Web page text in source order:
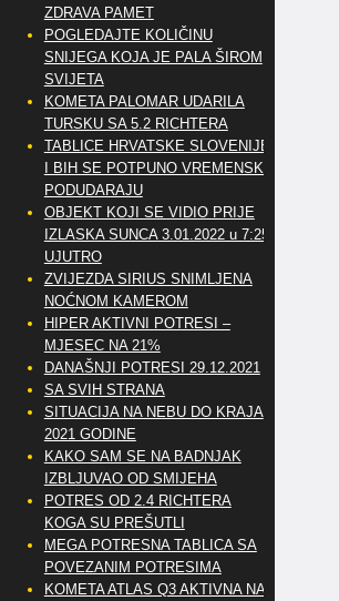
ZDRAVA PAMET
POGLEDAJTE KOLIČINU
SNIJEGA KOJA JE PALA ŠIROM
SVIJETA
KOMETA PALOMAR UDARILA
TURSKU SA 5.2 RICHTERA
TABLICE HRVATSKE SLOVENIJE
I BIH SE POTPUNO VREMENSKI
PODUDARAJU
OBJEKT KOJI SE VIDIO PRIJE
IZLASKA SUNCA 3.01.2022 u 7:25
UJUTRO
ZVIJEZDA SIRIUS SNIMLJENA
NOĆNOM KAMEROM
HIPER AKTIVNI POTRESI –
MJESEC NA 21%
DANAŠNJI POTRESI 29.12.2021
SA SVIH STRANA
SITUACIJA NA NEBU DO KRAJA
2021 GODINE
KAKO SAM SE NA BADNJAK
IZBLJUVAO OD SMIJEHA
POTRES OD 2.4 RICHTERA
KOGA SU PREŠUTLI
MEGA POTRESNA TABLICA SA
POVEZANIM POTRESIMA
KOMETA ATLAS Q3 AKTIVNA NA